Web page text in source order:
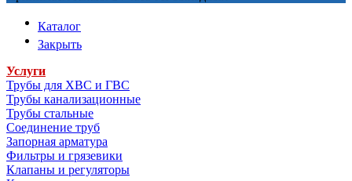
Каталог
Закрыть
Услуги
Трубы для ХВС и ГВС
Трубы канализационные
Трубы стальные
Соединение труб
Запорная арматура
Фильтры и грязевики
Клапаны и регуляторы